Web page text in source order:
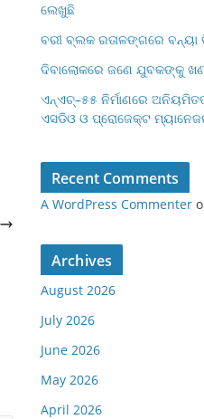
ଲେଖୁଛି
ବରୀ ବ୍ଲକ ରତାଳଙ୍ଗରେ ବନ୍ୟା
ଦିବାଲୋକରେ ଜଣେ ଯୁବକଙ୍କୁ
ଏନ୍‌ଏଚ୍–୫୫ ନିର୍ମାଣରେ
ଏସଡିଓ ଓ ପ୍ରୋଜେକ୍ଟ
Recent Comments
A WordPress Commenter
Archives
August 2026
July 2026
June 2026
May 2026
April 2026